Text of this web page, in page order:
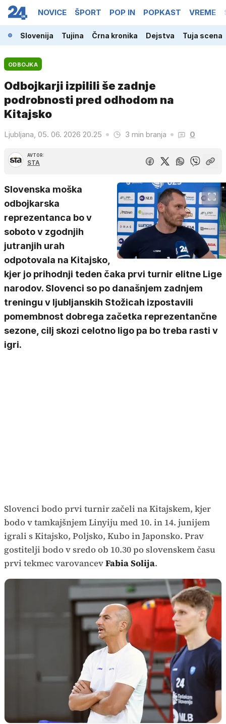
NOVICE ŠPORT POP IN POPKAST VREME
Slovenija Tujina Črna kronika Dejstva Tuja scena
ODBOJKA
Odbojkarji izpilili še zadnje
podrobnosti pred odhodom na
Kitajsko
Ljubljana, 05. 06. 2026 20.25 3 min branja 0
AVTOR:
STA
Slovenska moška
odbojkarska
reprezentanca bo v
soboto v zgodnjih
jutranjih urah
odpotovala na Kitajsko,
kjer jo prihodnji teden čaka prvi turnir elitne Lige
narodov. Slovenci so po današnjem zadnjem
treningu v ljubljanskih Stožicah izpostavili
pomembnost dobrega začetka reprezentančne
sezone, cilj skozi celotno ligo pa bo treba rasti v
igri.
Slovenci bodo prvi turnir začeli na Kitajskem, kjer
bodo v tamkajšnjem Linyiju med 10. in 14. junijem
igrali s Kitajsko, Poljsko, Kubo in Japonsko. Prav
gostitelji bodo v sredo ob 10.30 po slovenskem času
prvi tekmec varovancevFabia Solija.